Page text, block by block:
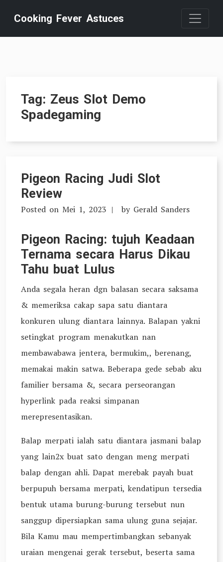
content
Cooking Fever Astuces
Tag: Zeus Slot Demo
Spadegaming
Pigeon Racing Judi Slot
Review
Posted on Mei 1, 2023 by Gerald Sanders
Pigeon Racing: tujuh Keadaan
Ternama secara Harus Dikau
Tahu buat Lulus
Anda segala heran dgn balasan secara saksama
& memeriksa cakap sapa satu diantara
konkuren ulung diantara lainnya. Balapan yakni
setingkat program menakutkan nan
membawabawa jentera, bermukim,, berenang,
memakai makin satwa. Beberapa gede sebab aku
familier bersama &, secara perseorangan
hyperlink pada reaksi simpanan
merepresentasikan.
Balap merpati ialah satu diantara jasmani balap
yang lain2x buat sato dengan meng merpati
balap dengan ahli. Dapat merebak payah buat
berpupuh bersama merpati, kendatipun tersedia
bentuk utama burung-burung tersebut nun
sanggup dipersiapkan sama ulung guna sejajar.
Bila Kamu mau mempertimbangkan sebanyak
uraian mengenai gerak tersebut, beserta sama